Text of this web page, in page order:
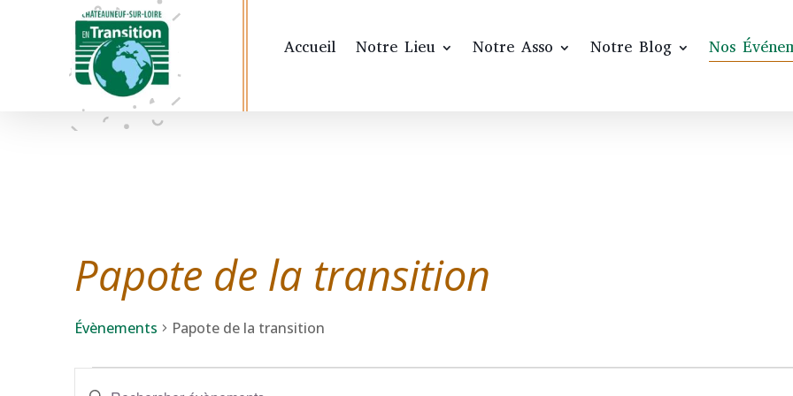
Accueil Notre Lieu Notre Asso Notre Blog Nos
Papote de la transition
Évènements Papote de la transition
Évènements
Recherche
Saisir